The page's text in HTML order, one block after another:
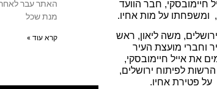
חיימובסקי, חבר הוועד
ומשפחתו על מות אחיו.
ירושלים, משה ליאון, ראש
וחברי מועצת העיר
את אייל חיימובסקי,
לפיתוח ירושלים,
על פטירת אחיו.
האתר עבר
מנת שכל
קרא עוד »